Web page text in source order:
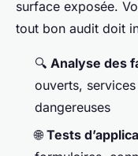
surface exposée.
tout bon audit doit
🔍 Analyse des
ouverts,
dangereuses
🌐Tests